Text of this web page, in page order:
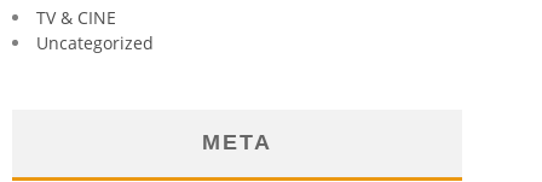
TV & CINE
Uncategorized
META